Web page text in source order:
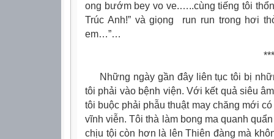
ong bướm bey vo ve.…..cùng tiếng tôi
Trúc Anh!” và giọng run run trong hơi
em…”…
***
Những ngày gần đây liên tục tôi bị
tôi phải vào bệnh viện. Với kết quả siêu
tôi buộc phải phẫu thuật may chăng mới
vĩnh viễn. Tôi thà làm bong ma quanh
chịu tội còn hơn là lên Thiên đàng mà